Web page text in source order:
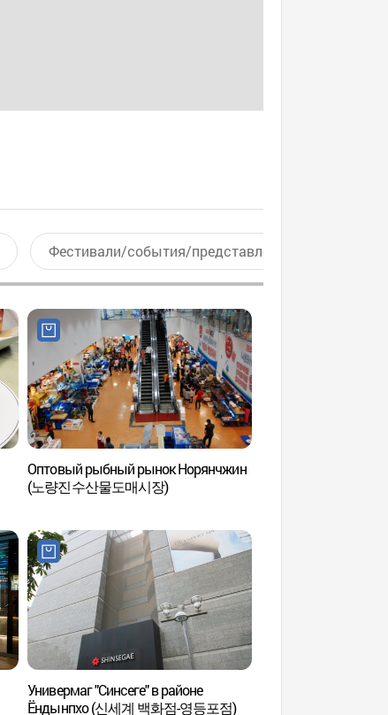
Фестивали/события/представления
Оптовый рыбный рынок Норянчжин
(노량진수산물도매시장)
Универмаг "Синсеге" в районе
Ёндынпхо (신세계 백화점-영등포점)